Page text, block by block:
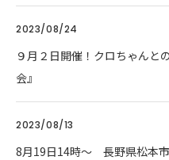
2023/08/24
９月２日開催！クロちゃんと
会』
2023/08/13
8月19日14時～ 長野県松本